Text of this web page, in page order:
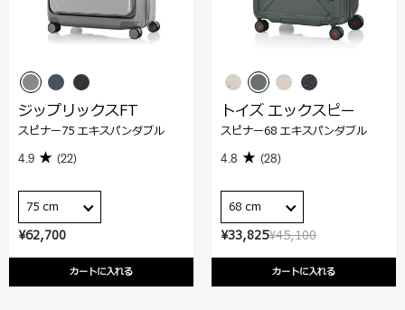
¥62,700
カートに入れる
ジップリックスFT
スピナー75 エキスパンダブル
4.9 (22)
75 cm
¥45,100
¥33,825
カートに入れる
トイズ エックスピー
スピナー68 エキスパンダブル
4.8 (28)
68 cm